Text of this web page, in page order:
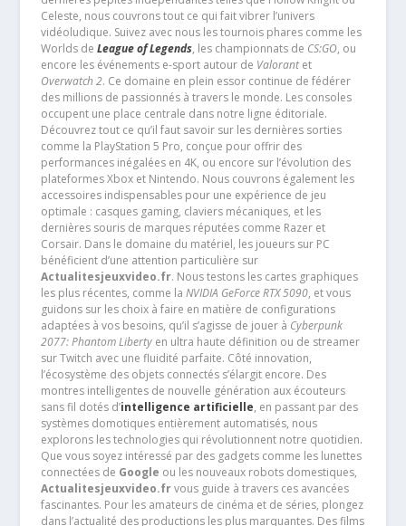
Celeste, nous couvrons tout ce qui fait vibrer l’univers
vidéoludique. Suivez avec nous les tournois phares comme les
Worlds de League of Legends, les championnats de CS:GO, ou
encore les événements e-sport autour de Valorantet
Overwatch 2. Ce domaine en plein essor continue de fédérer
des millions de passionnés à travers le monde. Les consoles
occupent une place centrale dans notre ligne éditoriale.
Découvrez tout ce qu’il faut savoir sur les dernières sorties
comme la PlayStation 5 Pro, conçue pour offrir des
performances inégalées en 4K, ou encore sur l’évolution des
plateformes Xbox et Nintendo. Nous couvrons également les
accessoires indispensables pour une expérience de jeu
optimale : casques gaming, claviers mécaniques, et les
dernières souris de marques réputées comme Razer et
Corsair. Dans le domaine du matériel, les joueurs sur PC
bénéficient d’une attention particulière sur
Actualitesjeuxvideo.fr. Nous testons les cartes graphiques
les plus récentes, comme la NVIDIA GeForce RTX 5090, et vous
guidons sur les choix à faire en matière de configurations
adaptées à vos besoins, qu’il s’agisse de jouer à Cyberpunk
2077: Phantom Libertyen ultra haute définition ou de streamer
sur Twitch avec une fluidité parfaite. Côté innovation,
l’écosystème des objets connectés s’élargit encore. Des
montres intelligentes de nouvelle génération aux écouteurs
sans fil dotés d’intelligence artificielle, en passant par des
systèmes domotiques entièrement automatisés, nous
explorons les technologies qui révolutionnent notre quotidien.
Que vous soyez intéressé par des gadgets comme les lunettes
connectées de Google ou les nouveaux robots domestiques,
Actualitesjeuxvideo.frvous guide à travers ces avancées
fascinantes. Pour les amateurs de cinéma et de séries, plongez
dans l’actualité des productions les plus marquantes. Des films